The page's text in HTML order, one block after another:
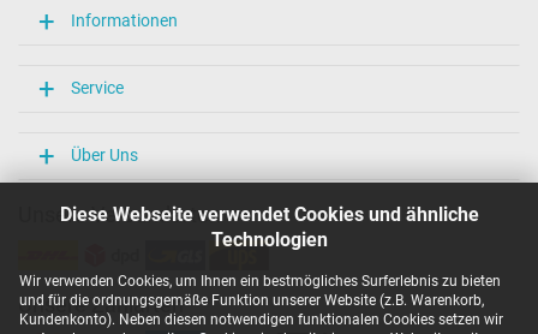
Diese Webseite verwendet Cookies und ähnliche
Technologien
Wir verwenden Cookies, um Ihnen ein bestmögliches Surferlebnis zu bieten
und für die ordnungsgemäße Funktion unserer Website (z.B. Warenkorb,
Kundenkonto). Neben diesen notwendigen funktionalen Cookies setzen wir
Informationen
Service
Über Uns
Unsere Versandarten
Unsere Zahlarten